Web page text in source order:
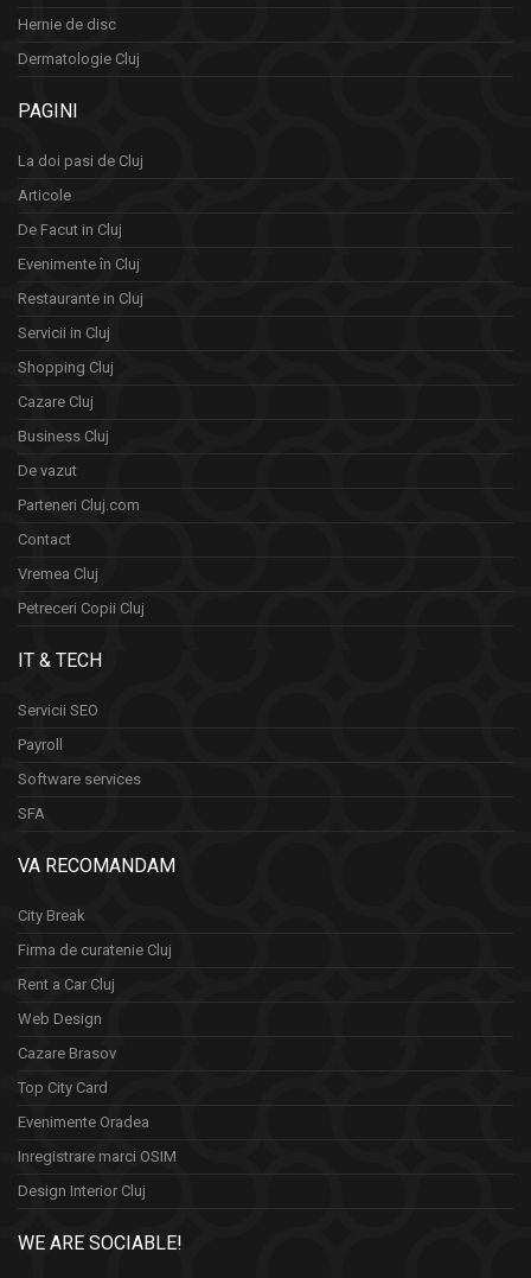
Hernie de disc
Dermatologie Cluj
PAGINI
La doi pasi de Cluj
Articole
De Facut in Cluj
Evenimente în Cluj
Restaurante in Cluj
Servicii in Cluj
Shopping Cluj
Cazare Cluj
Business Cluj
De vazut
Parteneri Cluj.com
Contact
Vremea Cluj
Petreceri Copii Cluj
IT & TECH
Servicii SEO
Payroll
Software services
SFA
VA RECOMANDAM
City Break
Firma de curatenie Cluj
Rent a Car Cluj
Web Design
Cazare Brasov
Top City Card
Evenimente Oradea
Inregistrare marci OSIM
Design Interior Cluj
WE ARE SOCIABLE!